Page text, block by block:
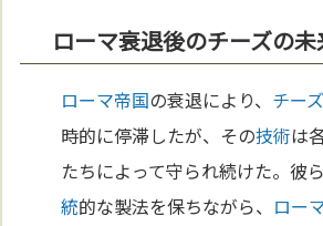
ローマ衰退後のチーズの未
ローマ帝国の衰退により、 チーズ
時的に停滞したが、その技術は
たちによって守られ続けた。彼
統的な製法を保ちながら、 ロー